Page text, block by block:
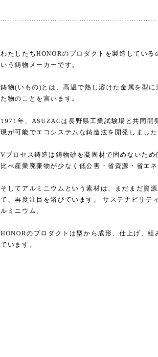
わたしたちHONORのプロダクトを製造してい
いう鋳物メーカーです。
鋳物(いもの)とは、高温で熱し溶けた金属を型
た物のことを言います。
1971年、ASUZACは長野県工業試験場と共同
現が可能でエコシステムな鋳造法を開発しました
Vプロセス鋳造は鋳物砂を凝固材で固めないた
比べ産業廃棄物が少なく低公害・省資源・省エ
そしてアルミニウムという素材は、まだまだ資
て、再度注目を浴びています。 サステナビリテ
ルミニウム。
HONORのプロダクトは型から成形、仕上げ、
ています。